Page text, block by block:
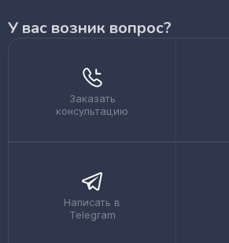
У вас возник вопрос?
Заказать
консультацию
Написать в
Telegram